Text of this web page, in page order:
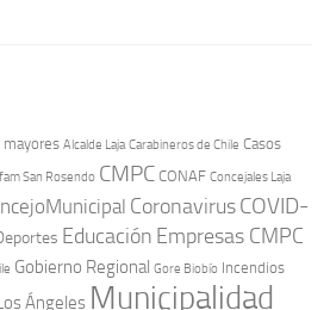
Alcalde Laja Carabineros de Chile Casos
San Rosendo CMPC CONAF Concejales Laja
CoronavirusCOVID-
Educación Empresas CMPC
Gobierno Regional Gore Biobío Incendios
Ángeles Municipalidad